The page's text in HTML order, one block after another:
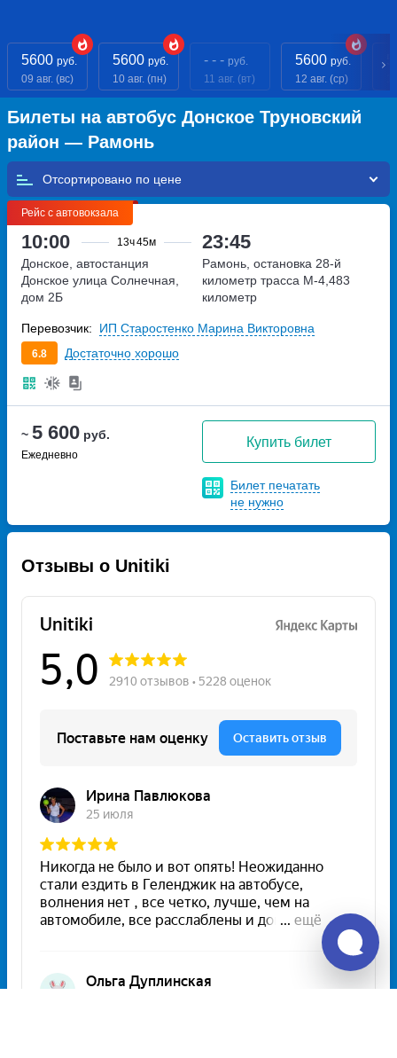
5600 руб.
09 авг. (вс)
5600 руб.
10 авг. (пн)
- - - руб.
11 авг. (вт)
5600 руб.
12 авг. (ср)
Билеты на автобус Донское Труновский
район — Рамонь
Отсортировано по
Рейс с автовокзала
10:00 13ч45м 23:45
~ 5 600 руб.
Ежедневно
Купить билет
Билет печатать
не нужно
Донское, автостанция
Донское улица Солнечная,
дом 2Б
Рамонь, остановка 28-й
километр трасса М-4,483
километр
6.8 Достаточно хорошо
Перевозчик: ИП Старостенко Марина Викторовна
Отзывы о Unitiki